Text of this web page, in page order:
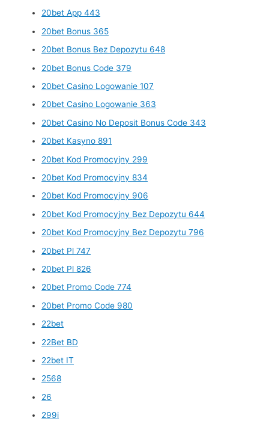
20bet App 443
20bet Bonus 365
20bet Bonus Bez Depozytu 648
20bet Bonus Code 379
20bet Casino Logowanie 107
20bet Casino Logowanie 363
20bet Casino No Deposit Bonus Code 343
20bet Kasyno 891
20bet Kod Promocyjny 299
20bet Kod Promocyjny 834
20bet Kod Promocyjny 906
20bet Kod Promocyjny Bez Depozytu 644
20bet Kod Promocyjny Bez Depozytu 796
20bet Pl 747
20bet Pl 826
20bet Promo Code 774
20bet Promo Code 980
22bet
22Bet BD
22bet IT
2568
26
299i